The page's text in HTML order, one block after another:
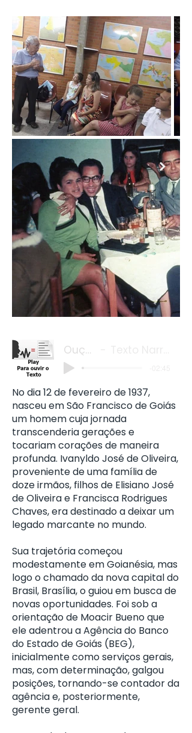
Ivanylde José
Ouça o
No dia 12 de fevereiro de 1937,
nasceu em São Francisco de Goiás
um homem cuja jornada
transcenderia gerações e
tocariam corações de maneira
profunda. Ivanyldo José de Oliveira,
proveniente de uma família de
doze irmãos, filhos de Elisiano José
de Oliveira e Francisca Rodrigues
Chaves, era destinado a deixar um
legado marcante no mundo.
Sua trajetória começou
modestamente em Goianésia, mas
logo o chamado da nova capital do
Brasil, Brasília, o guiou em busca de
novas oportunidades. Foi sob a
orientação de Moacir Bueno que
ele adentrou a Agência do Banco
do Estado de Goiás (BEG),
inicialmente como serviços gerais,
mas, com determinação, galgou
posições, tornando-se contador da
agência e, posteriormente,
gerente geral.